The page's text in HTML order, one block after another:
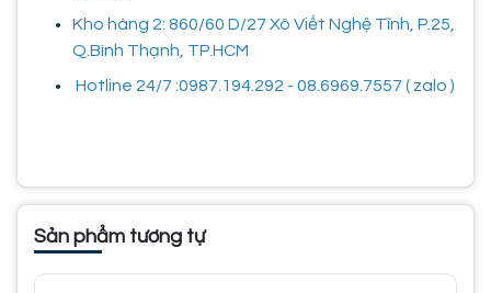
Kho hàng 2: 860/60 D/27 Xô Viết Nghệ Tĩnh, P.25,
Q.Bình Thạnh, TP.HCM
Hotline 24/7 :0987.194.292 - 08.6969.7557 ( zalo )
Sản phẩm tương tự